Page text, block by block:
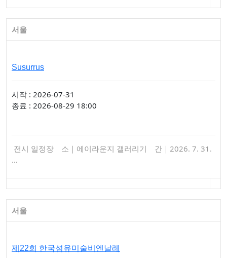
서울
Susurrus
시작 : 2026-07-31
종료 : 2026-08-29 18:00
전시 일정장 소｜에이라운지 갤러리기 간｜2026. 7. 31.
…
서울
제22회 한국섬유미술비엔날레